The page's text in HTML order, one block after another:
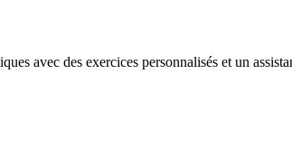
avec des exercices personnalisés et un